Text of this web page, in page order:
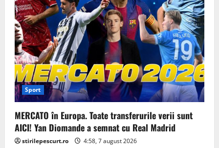
Sport
MERCATO în Europa. Toate transferurile verii sunt
AICI! Yan Diomande a semnat cu Real Madrid
stirilepescurt.ro 4:58, 7 august 2026